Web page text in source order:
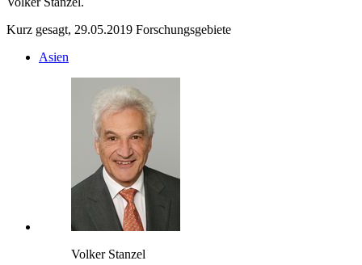
Kurz gesagt, 29.05.2019 Forschungsgebiete
Asien
Volker Stanzel